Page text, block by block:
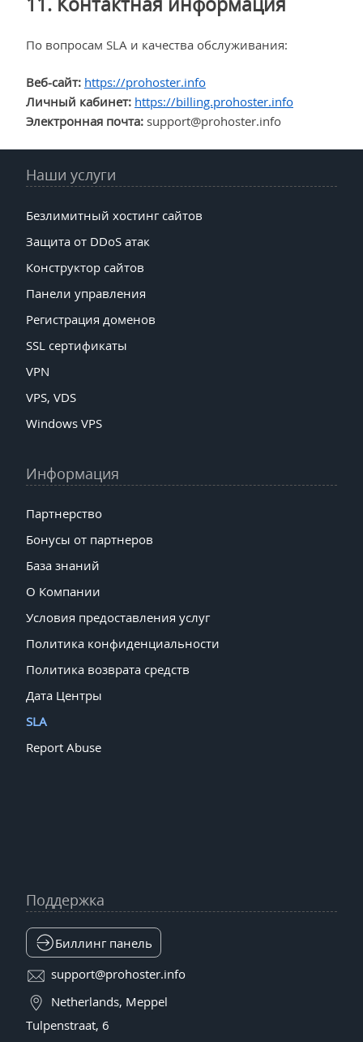
По вопросам SLA и качества обслуживания:
Веб-сайт: https://prohoster.info
Личный кабинет: https://billing.prohoster.info
Электронная почта: support@prohoster.info
Наши услуги
Безлимитный хостинг сайтов
Защита от DDoS атак
Конструктор сайтов
Панели управления
Регистрация доменов
SSL сертификаты
VPN
VPS, VDS
Windows VPS
Информация
Партнерство
Бонусы от партнеров
База знаний
О Компании
Условия предоставления услуг
Политика конфиденциальности
Политика возврата средств
Дата Центры
SLA
Report Abuse
Поддержка
Биллинг панель
support@prohoster.info
Netherlands, Meppel
Tulpenstraat, 6